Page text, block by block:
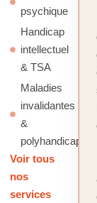
psychique
Handicap
intellectuel
& TSA
Maladies
invalidantes
&
polyhandicap
Voir tous
nos
services